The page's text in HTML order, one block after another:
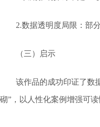
2.数据透明度局限：部
（三）启示
该作品的成功印证了数
砌”，以人性化案例增强可